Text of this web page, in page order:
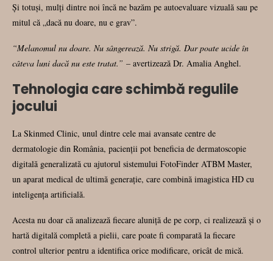
Și totuși, mulți dintre noi încă ne bazăm pe autoevaluare vizuală sau pe
mitul că „dacă nu doare, nu e grav”.
“Melanomul nu doare. Nu sângerează. Nu strigă. Dar poate ucide în
câteva luni dacă nu este tratat.” – avertizează Dr. Amalia Anghel.
Tehnologia care schimbă regulile
jocului
La Skinmed Clinic, unul dintre cele mai avansate centre de
dermatologie din România, pacienții pot beneficia de dermatoscopie
digitală generalizată cu ajutorul sistemului FotoFinder ATBM Master,
un aparat medical de ultimă generație, care combină imagistica HD cu
inteligența artificială.
Acesta nu doar că analizează fiecare aluniță de pe corp, ci realizează și o
hartă digitală completă a pielii, care poate fi comparată la fiecare
control ulterior pentru a identifica orice modificare, oricât de mică.